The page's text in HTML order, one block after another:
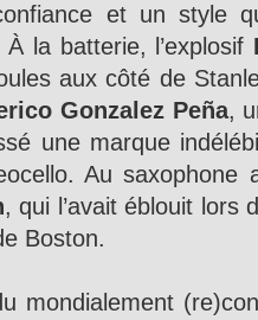
et un style
la batterie, l’explosif
aux côté de
Gonzalez Peña,
une marque
Au saxophone
, qui l’avait éblouit lors
Boston.
mondialement